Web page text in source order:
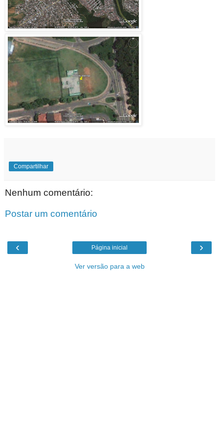
Compartilhar
Nenhum comentário:
Postar um comentário
‹ ›
Página inicial
Ver versão para a web